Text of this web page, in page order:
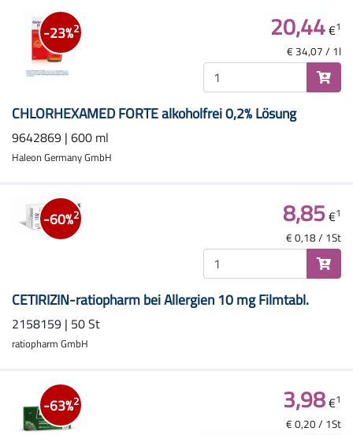
-23%2
CHLORHEXAMED FORTE alkoholfrei 0,2% Lösung
9642869 | 600 ml
Haleon Germany GmbH
20,44€1
€ 34,07 / 1l
-60%2
CETIRIZIN-ratiopharm bei Allergien 10 mg Filmtabl.
2158159 | 50 St
ratiopharm GmbH
8,85€1
€ 0,18 / 1St
-63%2 3,98€1
€ 0,20 / 1St